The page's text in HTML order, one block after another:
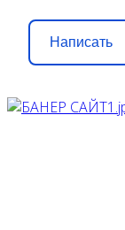
Написать